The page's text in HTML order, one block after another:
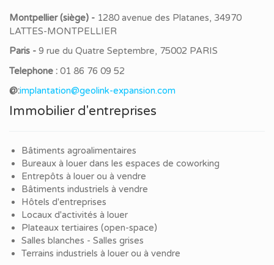
Montpellier (siège) - 1280 avenue des Platanes, 34970
LATTES-MONTPELLIER
Paris - 9 rue du Quatre Septembre, 75002 PARIS
Telephone : 01 86 76 09 52
@:implantation@geolink-expansion.com
Immobilier d'entreprises
Bâtiments agroalimentaires
Bureaux à louer dans les espaces de coworking
Entrepôts à louer ou à vendre
Bâtiments industriels à vendre
Hôtels d'entreprises
Locaux d'activités à louer
Plateaux tertiaires (open-space)
Salles blanches - Salles grises
Terrains industriels à louer ou à vendre